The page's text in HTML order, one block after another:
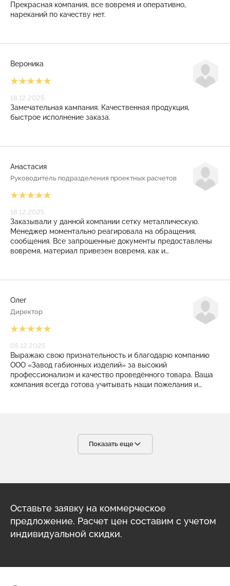
Прекрасная компания, все вовремя и оперативно,
нареканий по качеству нет.
Вероника
18.12.2025
Замечательная кампания. Качественная продукция,
быстрое исполнение заказа.
Анастасия
Руководитель подразделения проектных расчетов
18.12.2025
Заказывали у данной компании сетку металлическую.
Менеджер моментально реагировала на обращения,
сообщения. Все запрошенные документы предоставлены
вовремя, материал привезен вовремя, как и
также выставлены своевременно. Приятное, плодотворное
Олег
Директор
05.12.2025
Выражаю свою признательность и благодарю компанию
ООО «Завод габионных изделий» за высокий
профессионализм и качество проведённого товара. Ваша
компания всегда готова учитывать наши пожелания и
высококвалифицированного партнёра, что очень важно в
условиях современного бизнеса. С радостью будем
рекомендовать вашу компанию своим партнёрам.
Показать еще
Оставьте заявку на коммерческое
предложение. Расчет цен составим с учетом
индивидуальной скидки.